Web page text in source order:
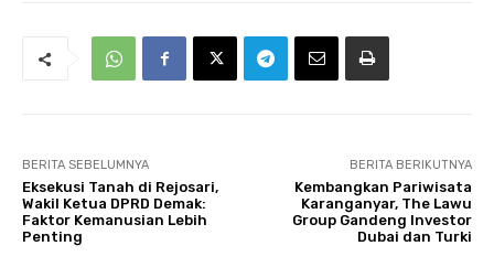
BERITA SEBELUMNYA
Eksekusi Tanah di Rejosari,
Wakil Ketua DPRD Demak:
Faktor Kemanusian Lebih
Penting
BERITA BERIKUTNYA
Kembangkan Pariwisata
Karanganyar, The Lawu
Group Gandeng Investor
Dubai dan Turki